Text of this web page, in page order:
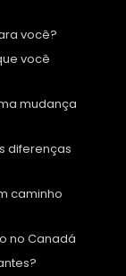
você?
você
mudança
diferenças
caminho
no Canadá